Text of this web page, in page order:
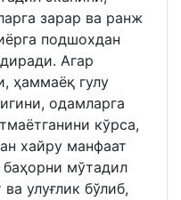
зарар ва ранж
подшохдан
Агар
ҳаммаёқ гулу
одамларга
кўрса,
хайру манфаат
мўтадил
улуғлик бўлиб,